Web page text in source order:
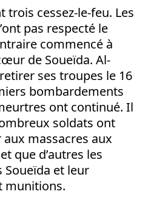
trois cessez-le-feu. Les
pas respecté le
commencé à
de Soueïda. Al-
ses troupes le 16
bombardements
ont continué. Il
soldats ont
massacres aux
que d’autres les
Soueïda et leur
munitions.